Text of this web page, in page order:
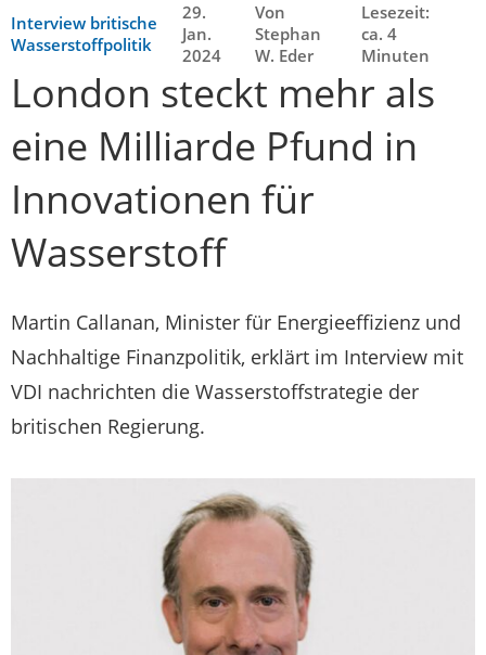
Interview britische
Wasserstoffpolitik
29.
Jan.
2024
Von
Stephan
W. Eder
Lesezeit:
ca. 4
Minuten
London steckt mehr als
eine Milliarde Pfund in
Innovationen für
Wasserstoff
Martin Callanan, Minister für Energieeffizienz und
Nachhaltige Finanzpolitik, erklärt im Interview mit
VDI nachrichten die Wasserstoffstrategie der
britischen Regierung.